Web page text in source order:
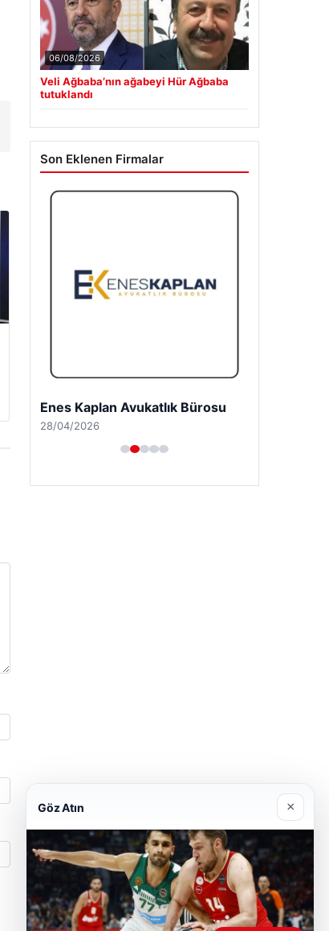
06/08/2026
Veli Ağbaba’nın ağabeyi Hür Ağbaba
tutuklandı
Son Eklenen Firmalar
Enes Kaplan Avukatlık Bürosu
28/04/2026
Göz Atın ×